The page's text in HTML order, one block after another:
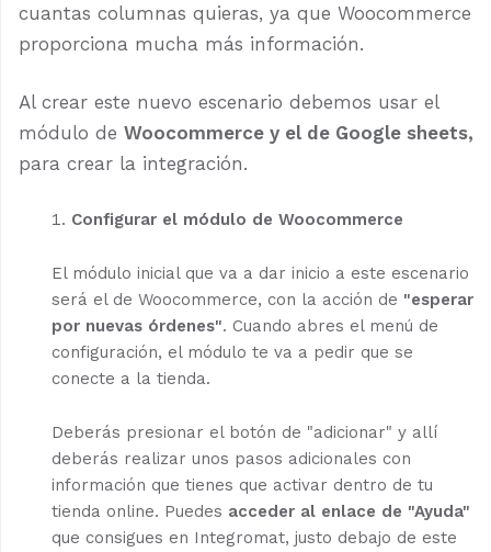
cuantas columnas quieras, ya que Woocommerce
proporciona mucha más información.
Al crear este nuevo escenario debemos usar el
módulo de Woocommerce y el de Google sheets,
para crear la integración.
Configurar el módulo de Woocommerce
El módulo inicial que va a dar inicio a este escenario
será el de Woocommerce, con la acción de "esperar
por nuevas órdenes". Cuando abres el menú de
configuración, el módulo te va a pedir que se
conecte a la tienda.
Deberás presionar el botón de "adicionar" y allí
deberás realizar unos pasos adicionales con
información que tienes que activar dentro de tu
tienda online. Puedes acceder al enlace de "Ayuda"
que consigues en Integromat, justo debajo de este